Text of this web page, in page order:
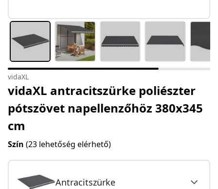
vidaXL
vidaXL antracitszürke poliészter
pótszövet napellenzőhöz 380x345
cm
Szín (23 lehetőség elérhető)
Antracitszürke